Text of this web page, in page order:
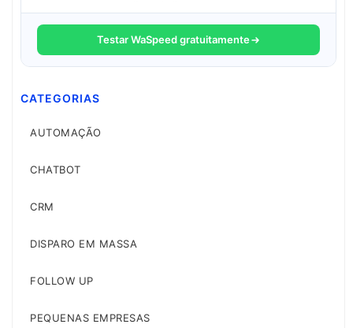
Testar WaSpeed gratuitamente
CATEGORIAS
AUTOMAÇÃO
CHATBOT
CRM
DISPARO EM MASSA
FOLLOW UP
PEQUENAS EMPRESAS